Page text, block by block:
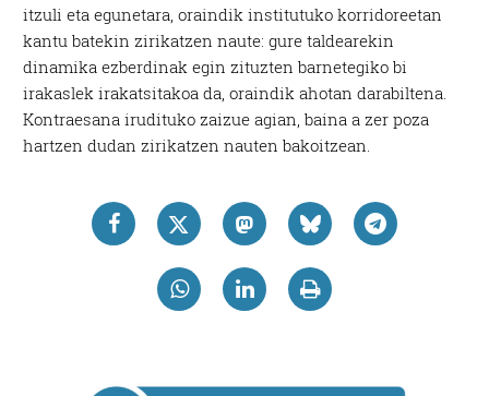
itzuli eta egunetara, oraindik institutuko korridoreetan
kantu batekin zirikatzen naute: gure taldearekin
dinamika ezberdinak egin zituzten barnetegiko bi
irakaslek irakatsitakoa da, oraindik ahotan darabiltena.
Kontraesana irudituko zaizue agian, baina a zer poza
hartzen dudan zirikatzen nauten bakoitzean.